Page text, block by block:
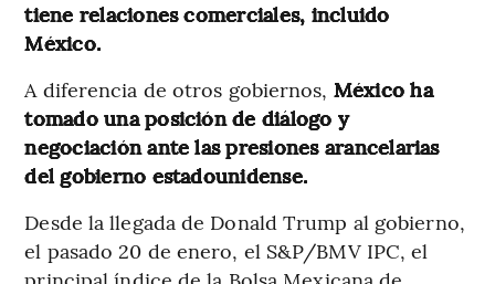
tiene relaciones comerciales, incluido
México.
A diferencia de otros gobiernos, México ha
tomado una posición de diálogo y
negociación ante las presiones arancelarias
del gobierno estadounidense.
Desde la llegada de Donald Trump al gobierno,
el pasado 20 de enero, el S&P/BMV IPC, el